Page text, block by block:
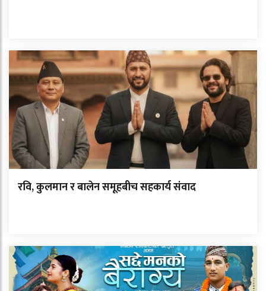
रवि, कुलमान र बालेन समूहबीच सहकार्य संवाद